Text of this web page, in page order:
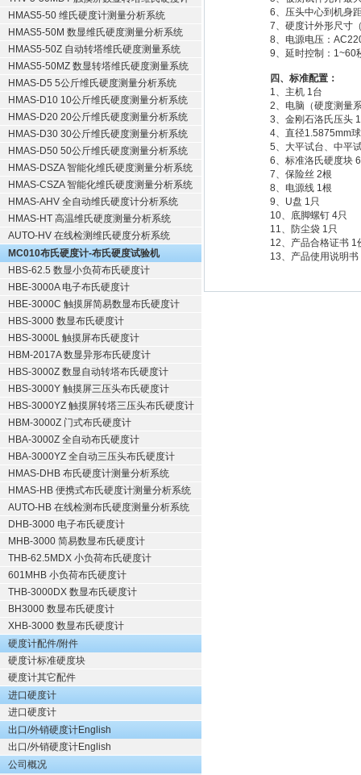
HMAS5-50 维氏硬度计测量分析系统
HMAS5-50M 数显维氏硬度测量分析系统
HMAS5-50Z 自动转塔维氏硬度测量系统
HMAS5-50MZ 数显转塔维氏硬度测量系统
HMAS-D5 5公斤维氏硬度测量分析系统
HMAS-D10 10公斤维氏硬度测量分析系统
HMAS-D20 20公斤维氏硬度测量分析系统
HMAS-D30 30公斤维氏硬度测量分析系统
HMAS-D50 50公斤维氏硬度测量分析系统
HMAS-DSZA 智能化维氏硬度测量分析系统
HMAS-CSZA 智能化维氏硬度测量分析系统
HMAS-AHV 全自动维氏硬度计分析系统
HMAS-HT 高温维氏硬度测量分析系统
AUTO-HV 在线检测维氏硬度分析系统
MC010布氏硬度计-布氏硬度试验机
HBS-62.5 数显小负荷布氏硬度计
HBE-3000A 电子布氏硬度计
HBE-3000C 触摸屏简易数显布氏硬度计
HBS-3000 数显布氏硬度计
HBS-3000L 触摸屏布氏硬度计
HBM-2017A 数显异形布氏硬度计
HBS-3000Z 数显自动转塔布氏硬度计
HBS-3000Y 触摸屏三压头布氏硬度计
HBS-3000YZ 触摸屏转塔三压头布氏硬度计
HBM-3000Z 门式布氏硬度计
HBA-3000Z 全自动布氏硬度计
HBA-3000YZ 全自动三压头布氏硬度计
HMAS-DHB 布氏硬度计测量分析系统
HMAS-HB 便携式布氏硬度计测量分析系统
AUTO-HB 在线检测布氏硬度测量分析系统
DHB-3000 电子布氏硬度计
MHB-3000 简易数显布氏硬度计
THB-62.5MDX 小负荷布氏硬度计
601MHB 小负荷布氏硬度计
THB-3000DX 数显布氏硬度计
BH3000 数显布氏硬度计
XHB-3000 数显布氏硬度计
硬度计配件/附件
硬度计标准硬度块
硬度计其它配件
进口硬度计
进口硬度计
出口/外销硬度计English
出口/外销硬度计English
公司概况
6、压头中心到机身
7、硬度计外形尺寸
8、电源电压：
9、延时控制：1~60
四、标准配置：
1、主机 1台
2、电脑（硬度测量
3、金刚石洛氏压头
4、直径1.5875mm
5、大平试台、中平
6、标准洛氏硬度块
7、保险丝 2根
8、电源线 1根
9、U盘 1只
10、底脚螺钉 4只
11、防尘袋 1只
12、产品合格证书 1
13、产品使用说明书